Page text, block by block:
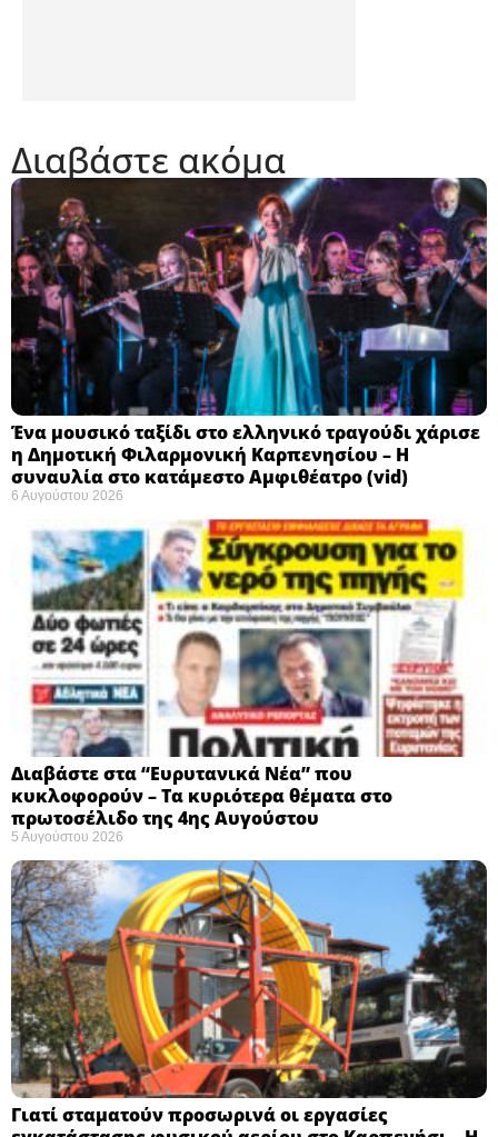
Διαβάστε ακόμα
Ένα μουσικό ταξίδι στο ελληνικό τραγούδι χάρισε
η Δημοτική Φιλαρμονική Καρπενησίου – Η
συναυλία στο κατάμεστο Αμφιθέατρο (vid)
6 Αυγούστου 2026
Διαβάστε στα “Ευρυτανικά Νέα” που
κυκλοφορούν – Τα κυριότερα θέματα στο
πρωτοσέλιδο της 4ης Αυγούστου
5 Αυγούστου 2026
Γιατί σταματούν προσωρινά οι εργασίες